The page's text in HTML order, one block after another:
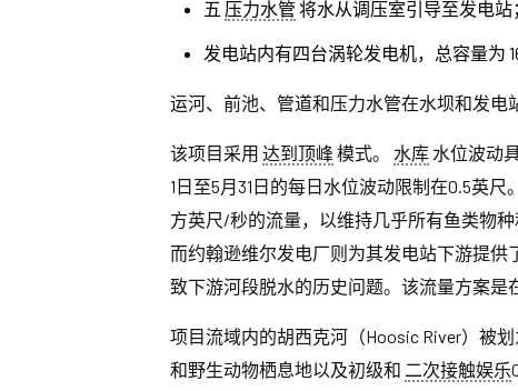
五 压力水管 将水从调压室引导至发电站
发电站内有四台涡轮发电机，总容量为
运河、前池、管道和压力水管在水坝和发电
该项目采用 达到顶峰 模式。 水库水位波动
1日至5月31日的每日水位波动限制在0.5英
方英尺/秒的流量，以维持几乎所有鱼类物
而约翰逊维尔发电厂则为其发电站下游提
致下游河段脱水的历史问题。该流量方案是
项目流域内的胡西克河（Hoosic River）被
和野生动物栖息地以及初级和 二次接触娱乐